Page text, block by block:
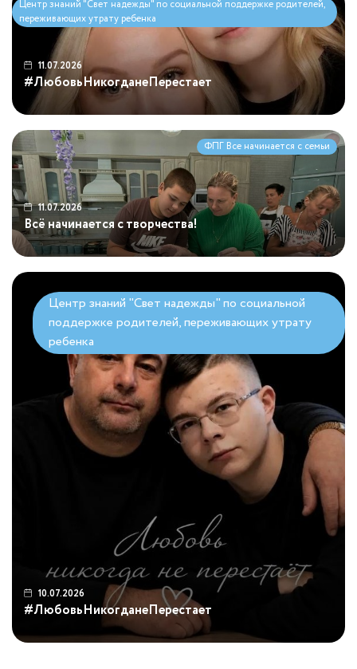
Центр знаний "Свет надежды" по социальной поддержке родителей,
переживающих утрату ребенка
11.07.2026
#ЛюбовьНикогданеПерестает
ФПГ Все начинается с семьи
11.07.2026
Всё начинается с творчества!
Центр знаний "Свет надежды" по социальной
поддержке родителей, переживающих утрату
ребенка
10.07.2026
#ЛюбовьНикогданеПерестает